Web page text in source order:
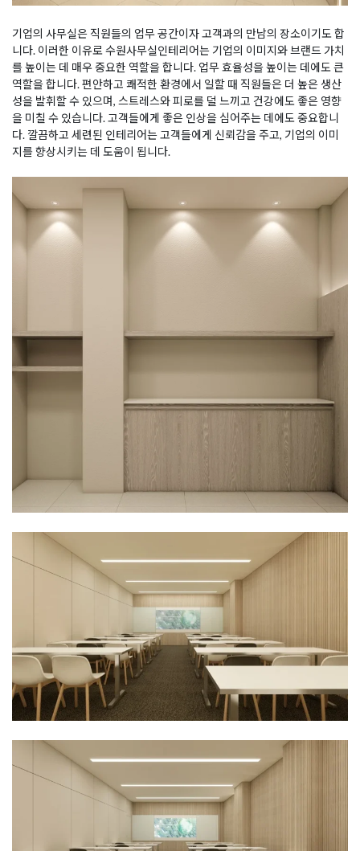
기업의 사무실은 직원들의 업무 공간이자 고객과의 만남의 장소이기도 합
니다. 이러한 이유로 수원사무실인테리어는 기업의 이미지와 브랜드 가치
를 높이는 데 매우 중요한 역할을 합니다. 업무 효율성을 높이는 데에도 큰
역할을 합니다. 편안하고 쾌적한 환경에서 일할 때 직원들은 더 높은 생산
성을 발휘할 수 있으며, 스트레스와 피로를 덜 느끼고 건강에도 좋은 영향
을 미칠 수 있습니다. 고객들에게 좋은 인상을 심어주는 데에도 중요합니
다. 깔끔하고 세련된 인테리어는 고객들에게 신뢰감을 주고, 기업의 이미
지를 향상시키는 데 도움이 됩니다.